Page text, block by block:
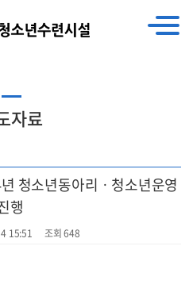
자료
청소년동아리ㆍ청소년운영
행
15:51 조회 648